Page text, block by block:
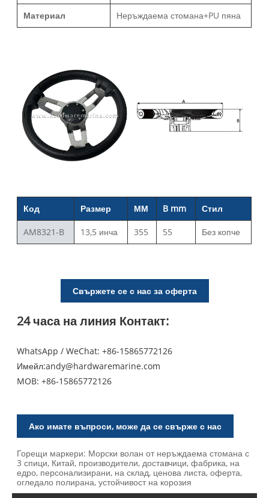
Материал Неръждаема стомана+PU пяна
Код Размер ММ B mm Стил
AM8321-B 13,5 инча 355 55 Без копче
Свържете се с нас за оферта
24 часа на линия Контакт:
WhatsApp / WeChat: +86-15865772126
Имейл:andy@hardwaremarine.com
MOB:+86-15865772126
Ако имате въпроси, може да се свърже с нас
Горещи маркери: Морски волан от неръждаема стомана с
3 спици, Китай, производители, доставчици, фабрика, на
едро, персонализирани, на склад, ценова листа, оферта,
огледало полирана, устойчивост на корозия